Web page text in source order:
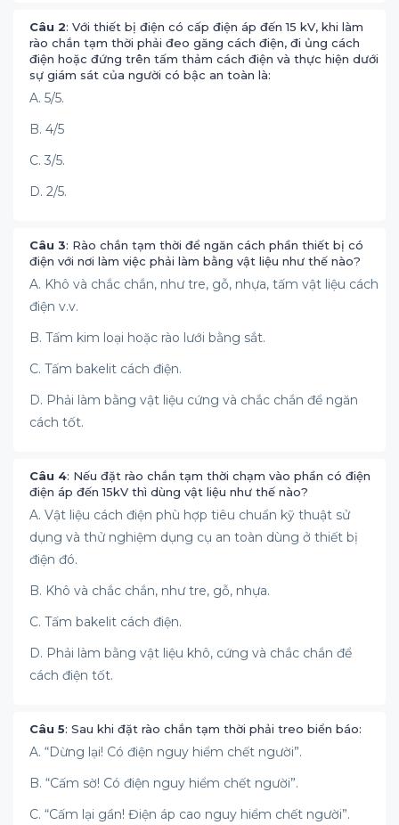
Câu 2: Với thiết bị điện có cấp điện áp đến 15 kV, khi làm
rào chắn tạm thời phải đeo găng cách điện, đi ủng cách
điện hoặc đứng trên tấm thảm cách điện và thực hiện dưới
sự giám sát của người có bậc an toàn là:
A. 5/5.
B. 4/5
C. 3/5.
D. 2/5.
Câu 3: Rào chắn tạm thời để ngăn cách phần thiết bị có
điện với nơi làm việc phải làm bằng vật liệu như thế nào?
A. Khô và chắc chắn, như tre, gỗ, nhựa, tấm vật liệu cách
điện v.v.
B. Tấm kim loại hoặc rào lưới bằng sắt.
C. Tấm bakelit cách điện.
D. Phải làm bằng vật liệu cứng và chắc chắn để ngăn
cách tốt.
Câu 4: Nếu đặt rào chắn tạm thời chạm vào phần có điện
điện áp đến 15kV thì dùng vật liệu như thế nào?
A. Vật liệu cách điện phù hợp tiêu chuẩn kỹ thuật sử
dụng và thử nghiệm dụng cụ an toàn dùng ở thiết bị
điện đó.
B. Khô và chắc chắn, như tre, gỗ, nhựa.
C. Tấm bakelit cách điện.
D. Phải làm bằng vật liệu khô, cứng và chắc chắn để
cách điện tốt.
Câu 5: Sau khi đặt rào chắn tạm thời phải treo biển báo:
A. “Dừng lại! Có điện nguy hiểm chết người”.
B. “Cấm sờ! Có điện nguy hiểm chết người”.
C. “Cấm lại gần! Điện áp cao nguy hiểm chết người”.